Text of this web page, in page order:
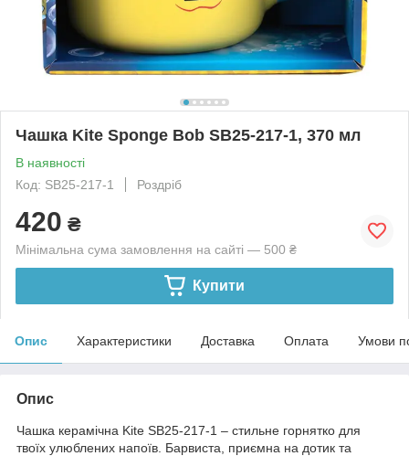
Чашка Kite Sponge Bob SB25-217-1, 370 мл
В наявності
Код: SB25-217-1
Роздріб
420 ₴
Мінімальна сума замовлення на сайті — 500 ₴
Купити
Опис Характеристики Доставка Оплата Умови
Опис
Чашка керамічна Kite SB25-217-1 – стильне горнятко для
твоїх улюблених напоїв. Барвиста, приємна на дотик та